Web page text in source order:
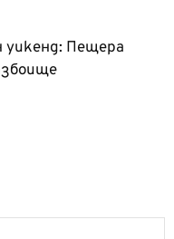
уикенд: Пещера